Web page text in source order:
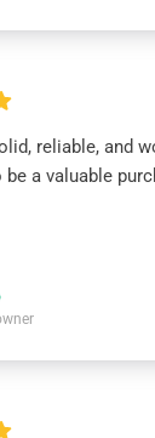
reliable, and
a valuable